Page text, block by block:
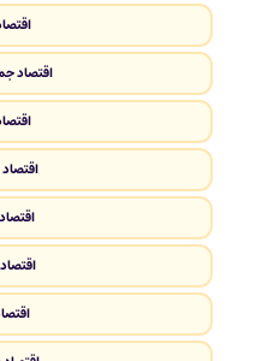
اقتصاد